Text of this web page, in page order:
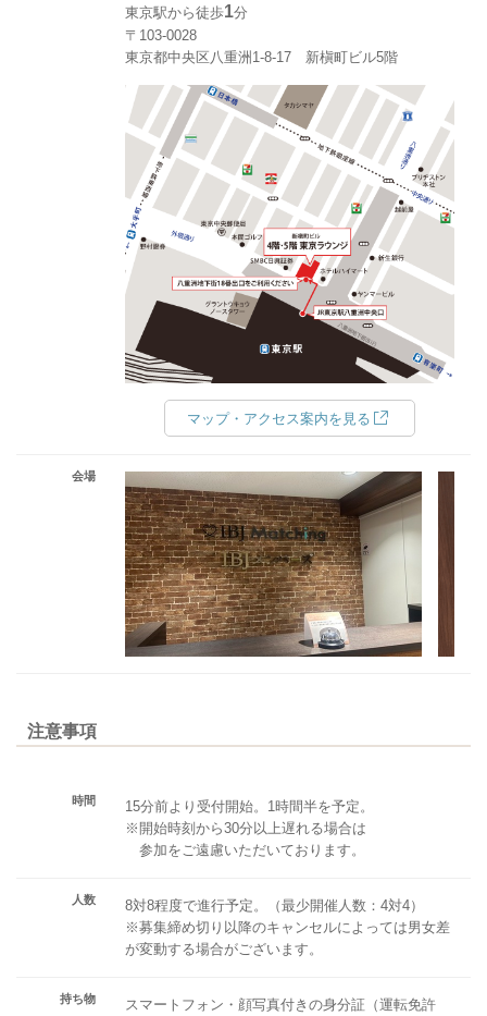
東京駅から徒歩1分
〒103-0028
東京都中央区八重洲1-8-17 新槇町ビル5階
マップ・アクセス案内を見る
会場
注意事項
時間
15分前より受付開始。1時間半を予定。
※開始時刻から30分以上遅れる場合は
参加をご遠慮いただいております。
人数
8対8程度で進行予定。（最少開催人数：4対4）
※募集締め切り以降のキャンセルによっては男女差
が変動する場合がございます。
持ち物
スマートフォン・顔写真付きの身分証（運転免許